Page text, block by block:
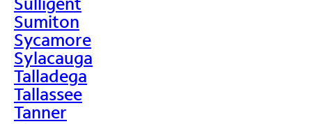
Sumiton
Sycamore
Sylacauga
Talladega
Tallassee
Tanner